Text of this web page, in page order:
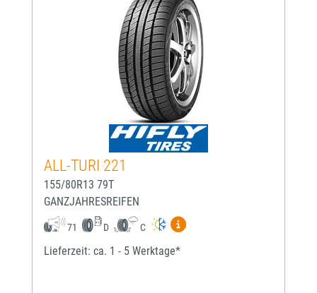
ALL-TURI 221
155/80R13 79T
GANZJAHRESREIFEN
71 D C
Mehr Informationen zum
Lieferzeit: ca. 1 - 5 Werktage*